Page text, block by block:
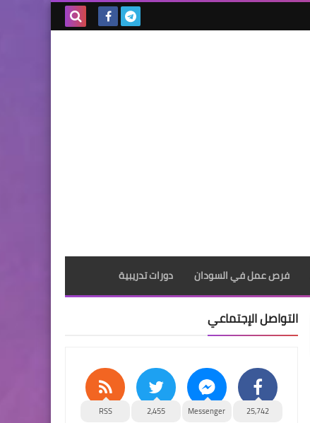
فرص عمل في السودان دورات تدريبية
التواصل الإجتماعي
25,742
Messenger
2,455
RSS